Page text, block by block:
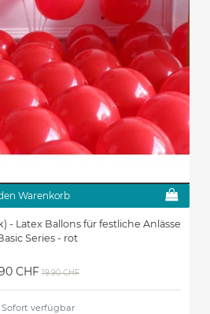
Warenkorb
- Latex Ballons für festliche Anlässe
Series - rot
CHF 19.90 CHF
Sofort verfügbar